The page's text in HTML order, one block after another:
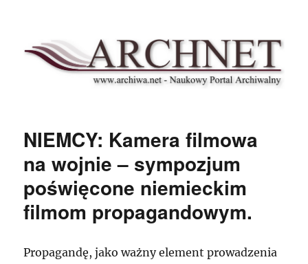
Archnet
NIEMCY: Kamera filmowa
na wojnie – sympozjum
poświęcone niemieckim
filmom propagandowym.
Propagandę, jako ważny element prowadzenia